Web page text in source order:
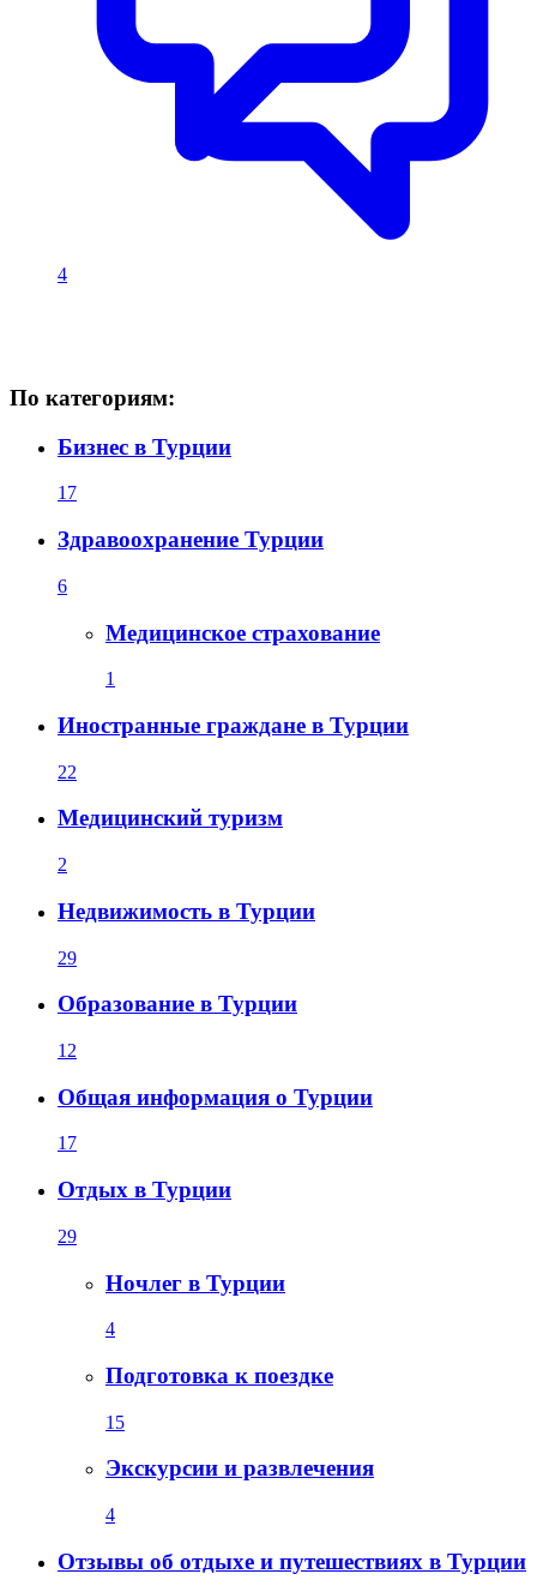
4
По категориям:
Бизнес в Турции
17
Здравоохранение Турции
6
Медицинское страхование
1
Иностранные граждане в Турции
22
Медицинский туризм
2
Недвижимость в Турции
29
Образование в Турции
12
Общая информация о Турции
17
Отдых в Турции
29
Ночлег в Турции
4
Подготовка к поездке
15
Экскурсии и развлечения
4
Отзывы об отдыхе и путешествиях в Турции